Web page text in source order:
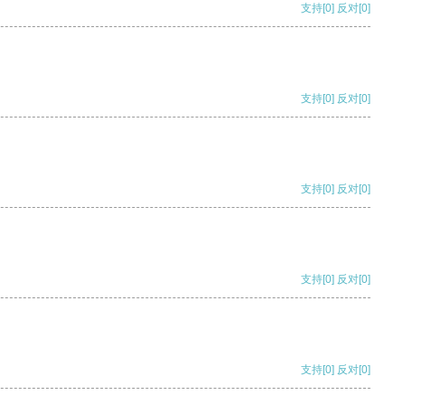
支持[0] 反对[0]
支持[0] 反对[0]
支持[0] 反对[0]
支持[0] 反对[0]
支持[0] 反对[0]